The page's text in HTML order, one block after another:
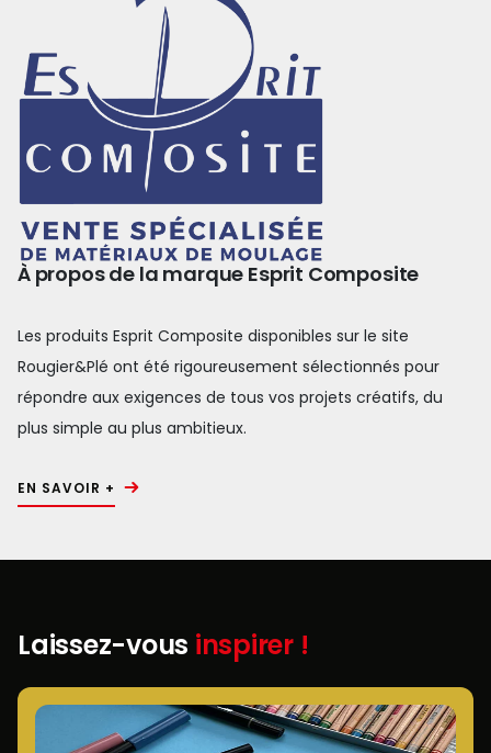
À propos de la marque Esprit Composite
Les produits Esprit Composite disponibles sur le site
Rougier&Plé ont été rigoureusement sélectionnés pour
répondre aux exigences de tous vos projets créatifs, du
plus simple au plus ambitieux.
EN SAVOIR +
Laissez-vous inspirer !